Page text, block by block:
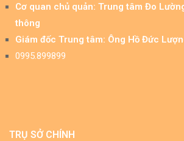
Cơ quan chủ quản: Trung tâm Đo
thông​
Giám đốc Trung tâm: Ông Hồ Đức
0995.899899
TRỤ SỞ CHÍNH